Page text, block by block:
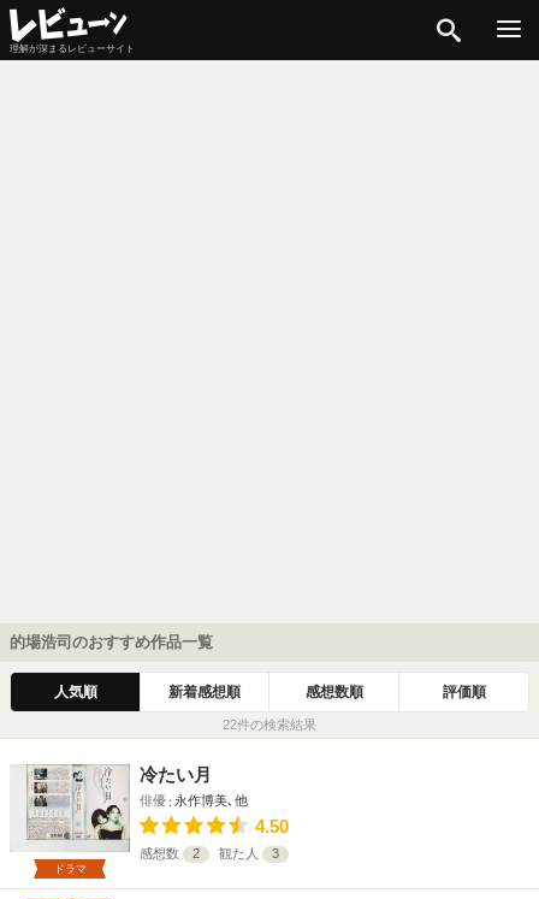
理解が深まるレビューサイト
的場浩司のおすすめ作品一覧
人気順 新着感想順 感想数順 評価順
22件の検索結果
ドラマ
冷たい月
俳優 永作博美､他
4.50
感想数 2 観た人 3